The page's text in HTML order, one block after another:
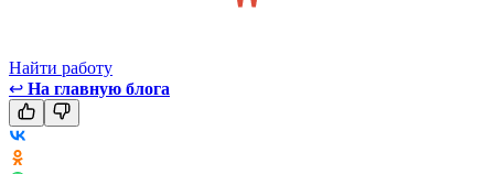
Найти работу
↩ На главную блога